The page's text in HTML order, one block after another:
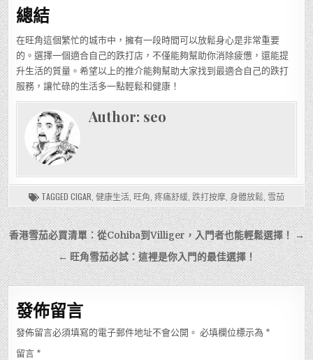
總結
在旺角這個繁忙的城市中，擁有一段時間可以放鬆身心是非常重要
的。選擇一個適合自己的跌打店，不僅能夠幫助你消除疲憊，還能提
升生活的質量。希望以上的推介能夠幫助大家找到最適合自己的跌打
服務，讓忙碌的生活多一點輕鬆和健康！
Author: seo
TAGGED CIGAR 健康生活 旺角 疼痛舒緩 跌打按摩 身體放鬆 雪茄
文
章
導
覽
香港雪茄必買清單：從Cohiba到Villiger，入門者也能輕鬆選擇！ →
← 旺角雪茄必試：這裡是你入門的最佳選擇！
發佈留言
發佈留言必須填寫的電子郵件地址不會公開。 必填欄位標示為 *
留言 *